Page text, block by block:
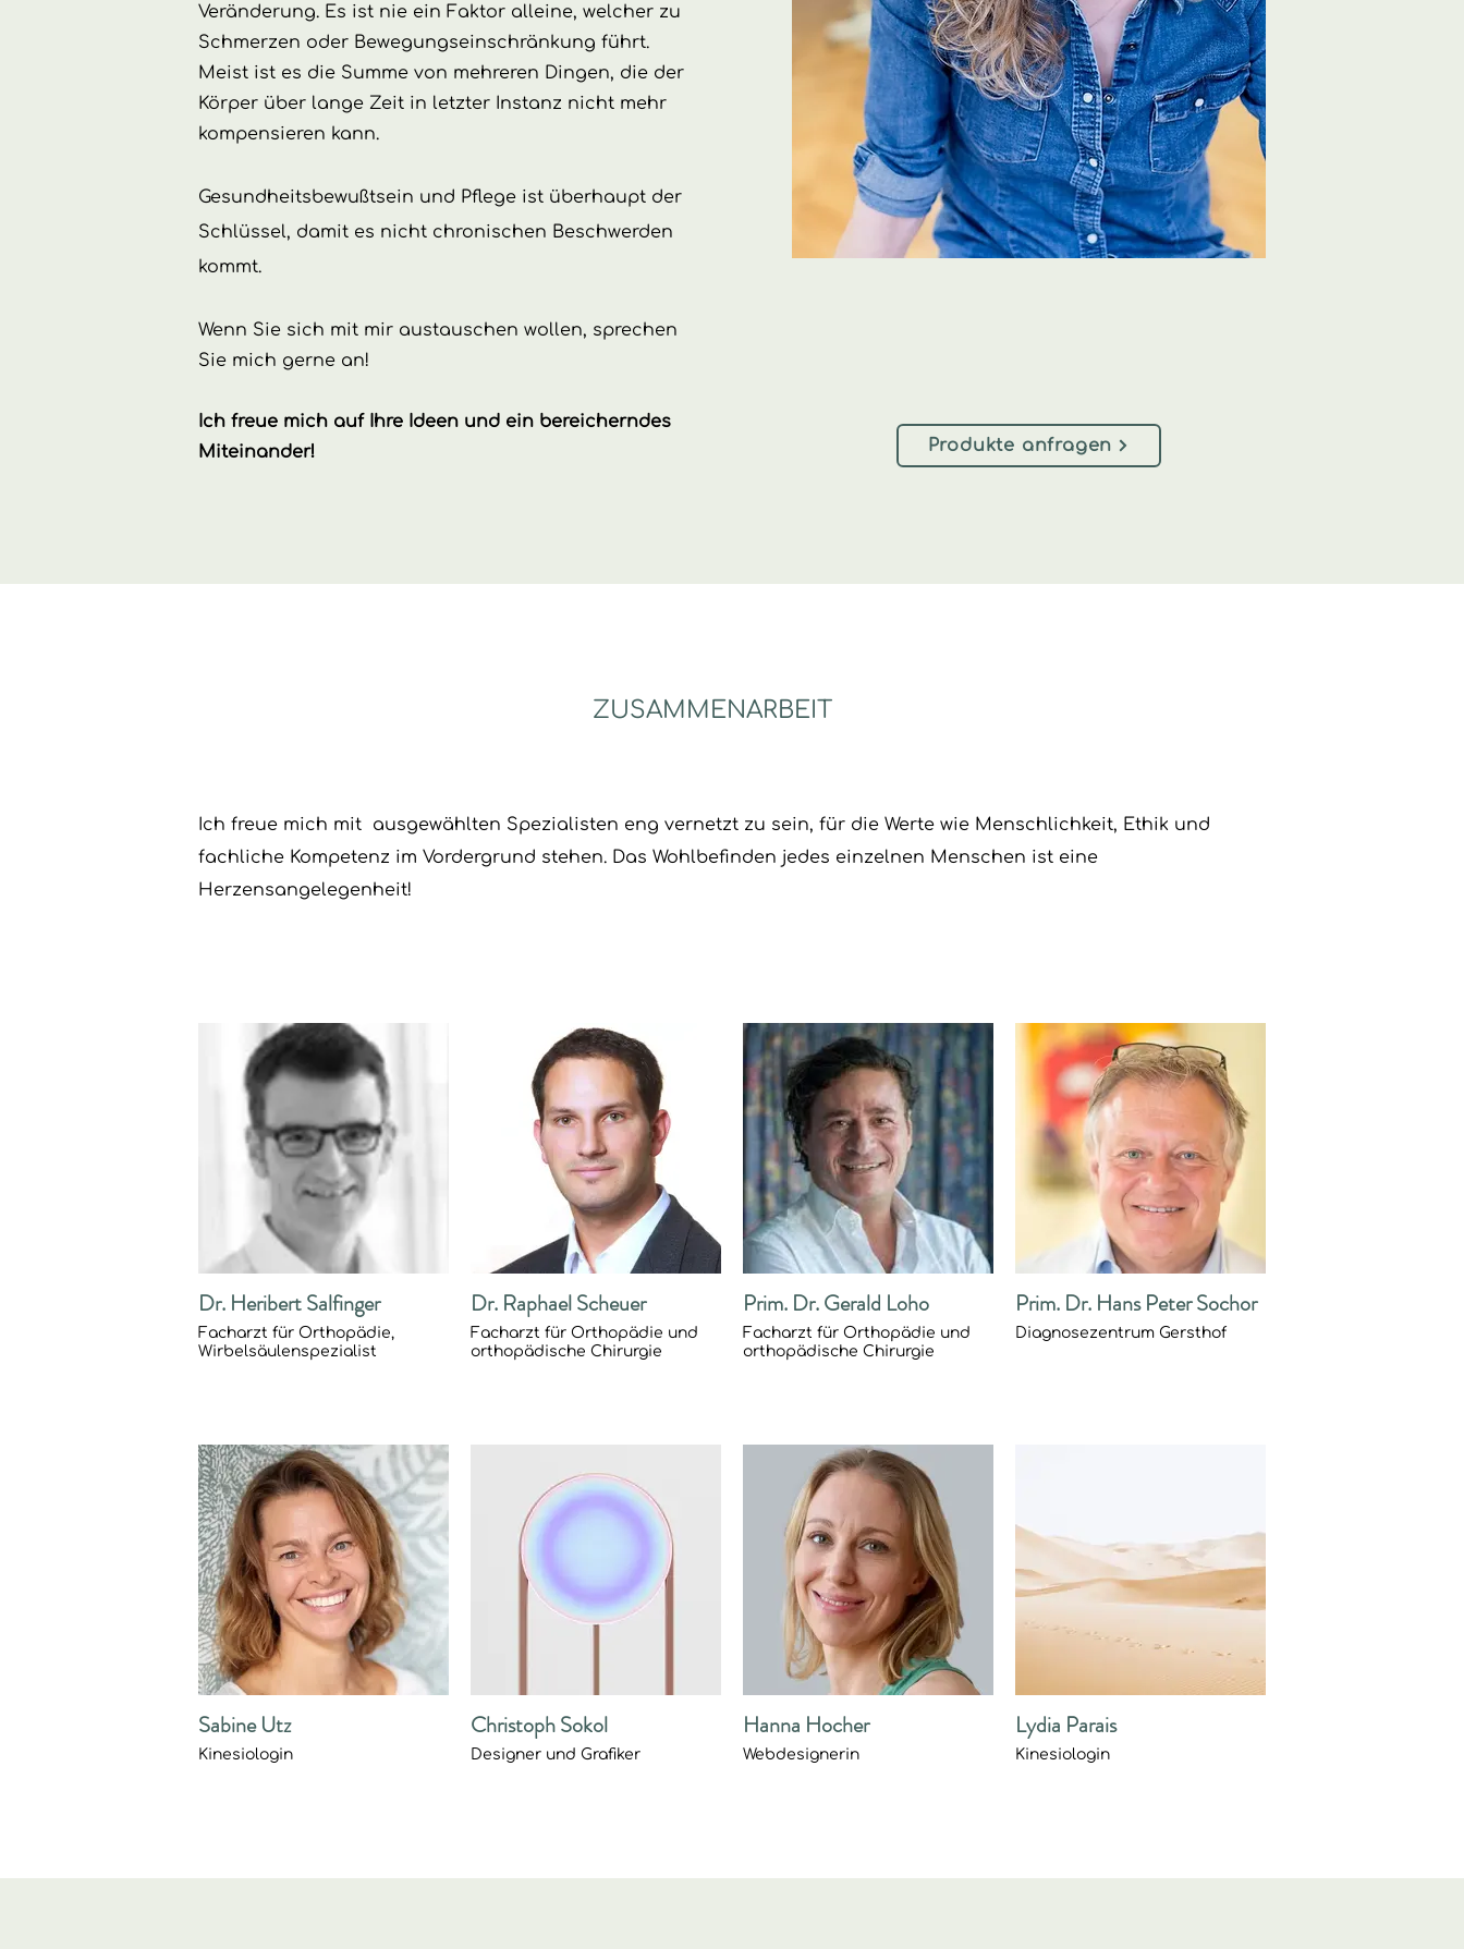
Veränderung. Es ist nie ein Faktor alleine, welcher zu
Schmerzen oder Bewegungseinschränkung führt.
Meist ist es die Summe von mehreren Dingen, die der
Körper über lange Zeit in letzter Instanz nicht mehr
kompensieren kann.
Gesundheitsbewußtsein und Pflege ist überhaupt der
Schlüssel, damit es nicht chronischen Beschwerden
kommt.
Wenn Sie sich mit mir austauschen wollen, sprechen
Sie mich gerne an!
Ich freue mich auf Ihre Ideen und ein bereicherndes
Miteinander!
Produkte anfragen
ZUSAMMENARBEIT
Ich freue mich mit ausgewählten Spezialisten eng vernetzt zu sein, für die Werte wie Menschlichkeit, Ethik und
fachliche Kompetenz im Vordergrund stehen. Das Wohlbefinden jedes einzelnen Menschen ist eine
Herzensangelegenheit!
Dr. Heribert Salfinger
Facharzt für Orthopädie,
Wirbelsäulenspezialist
Dr. Raphael Scheuer
Facharzt für Orthopädie und
orthopädische Chirurgie
Prim. Dr. Gerald Loho
Facharzt für Orthopädie und
orthopädische Chirurgie
Prim. Dr. Hans Peter Sochor
Diagnosezentrum Gersthof
Sabine Utz
Kinesiologin
Christoph Sokol
Designer und Grafiker
Hanna Hocher
Webdesignerin
Lydia Parais
Kinesiologin